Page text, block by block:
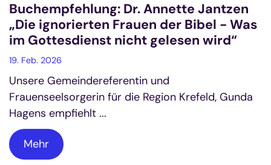
Buchempfehlung: Dr. Annette Jantzen
„Die ignorierten Frauen der Bibel - Was
im Gottesdienst nicht gelesen wird“
19. Feb. 2026
Unsere Gemeindereferentin und
Frauenseelsorgerin für die Region Krefeld, Gunda
Hagens empfiehlt ...
Mehr